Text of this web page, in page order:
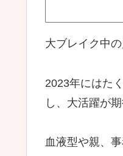
大ブレイク中
2023年にはた
し、大活躍が期
血液型や親、